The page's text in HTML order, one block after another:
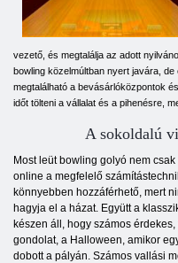
vezető, és megtalálja az adott
bowling közelmúltban nyert javára,
megtalálható a bevásárlóközpontok
időt tölteni a vállalat és a pihenésre,
A sokoldalú
Most leüt bowling golyó nem
online a megfelelő
könnyebben hozzáférhető, mert
hagyja el a házat. Együtt a
készen áll, hogy számos
gondolat, a Halloween, amikor
dobott a pályán. Számos vallási